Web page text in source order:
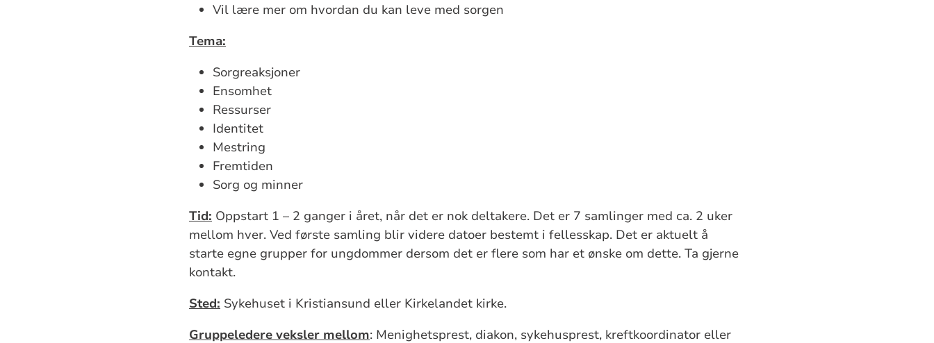
Vil lære mer om hvordan du kan leve med sorgen
Tema:
Sorgreaksjoner
Ensomhet
Ressurser
Identitet
Mestring
Fremtiden
Sorg og minner
Tid: Oppstart 1 – 2 ganger i året, når det er nok deltakere. Det er 7 samlinger med ca. 2 uker
mellom hver. Ved første samling blir videre datoer bestemt i fellesskap. Det er aktuelt å
starte egne grupper for ungdommer dersom det er flere som har et ønske om dette. Ta gjerne
kontakt.
Sted: Sykehuset i Kristiansund eller Kirkelandet kirke.
Gruppeledere veksler mellom: Menighetsprest, diakon, sykehusprest, kreftkoordinator eller